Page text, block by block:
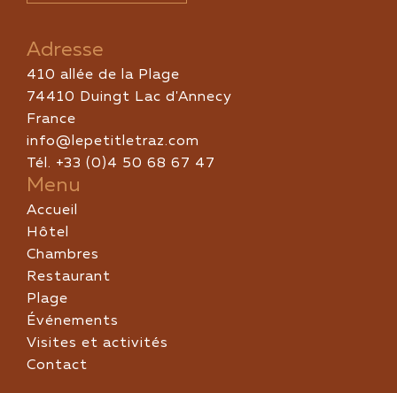
Adresse
410 allée de la Plage
74410 Duingt Lac d'Annecy
France
info@lepetitletraz.com
Tél. +33 (0)4 50 68 67 47
Menu
Accueil
Hôtel
Chambres
Restaurant
Plage
Événements
Visites et activités
Contact